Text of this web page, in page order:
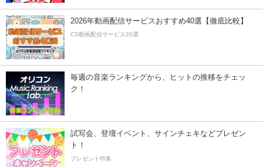
2026年動画配信サービスおすすめ40選【徹底比較】
CS動画配信サービス20選
毎週の音楽ランキングから、ヒットの推移をチェッ
ク！
試写会、登壇イベント、サインチェキなどプレゼン
ト！
プレゼント特集